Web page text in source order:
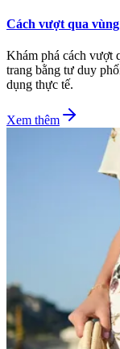
Cách vượt qua
Khám phá cách vượt
trang bằng tư duy
dụng thực tế.
Xem thêm